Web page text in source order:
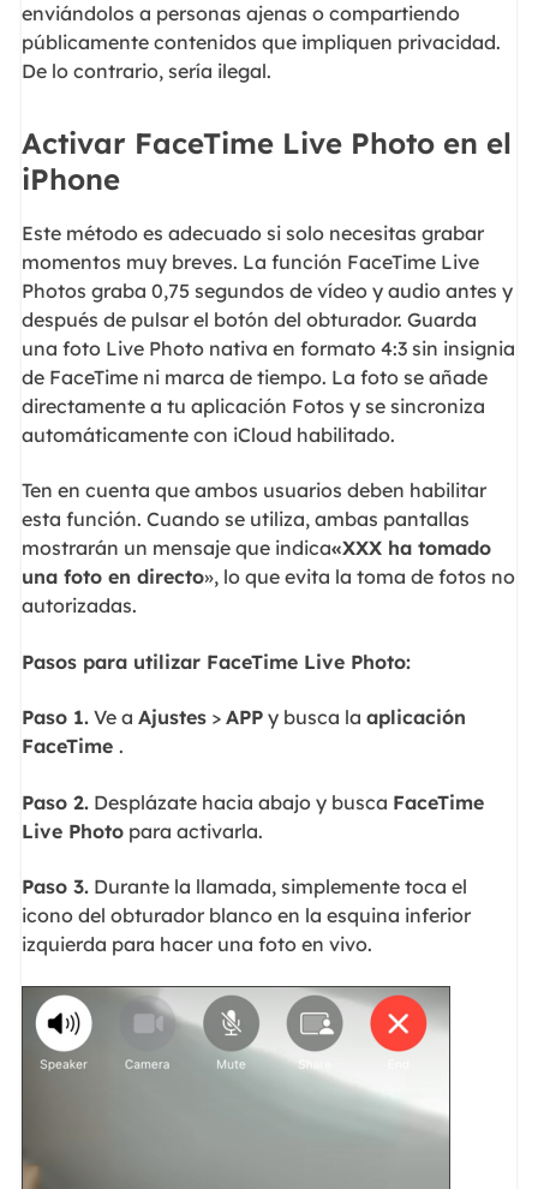
enviándolos a personas ajenas o compartiendo
públicamente contenidos que impliquen privacidad.
De lo contrario, sería ilegal.
Activar FaceTime Live Photo en el
iPhone
Este método es adecuado si solo necesitas grabar
momentos muy breves. La función FaceTime Live
Photos graba 0,75 segundos de vídeo y audio antes y
después de pulsar el botón del obturador. Guarda
una foto Live Photo nativa en formato 4:3 sin insignia
de FaceTime ni marca de tiempo. La foto se añade
directamente a tu aplicación Fotos y se sincroniza
automáticamente con iCloud habilitado.
Ten en cuenta que ambos usuarios deben habilitar
esta función. Cuando se utiliza, ambas pantallas
mostrarán un mensaje que indica«XXX ha tomado
una foto en directo», lo que evita la toma de fotos no
autorizadas.
Pasos para utilizar FaceTime Live Photo:
Paso 1.Ve a Ajustes> APPy busca la aplicación
FaceTime .
Paso 2.Desplázate hacia abajo y busca FaceTime
Live Photopara activarla.
Paso 3.Durante la llamada, simplemente toca el
icono del obturador blanco en la esquina inferior
izquierda para hacer una foto en vivo.